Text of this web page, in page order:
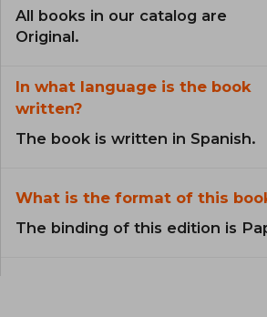
All books in our catalog are
Original.
In what language is the book
written?
The book is written in Spanish.
What is the format of this
The binding of this edition is